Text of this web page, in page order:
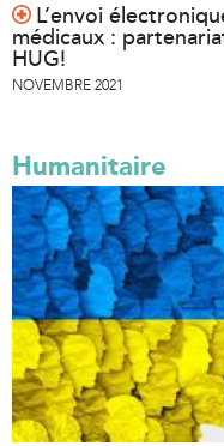
L’envoi
médicaux :
HUG!
NOVEMBRE 2021
Humanitaire